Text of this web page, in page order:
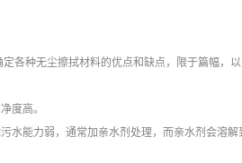
各种无尘擦拭材料的优点和缺点，限于篇幅，
度高。
水能力弱，通常加亲水剂处理，而亲水剂会溶